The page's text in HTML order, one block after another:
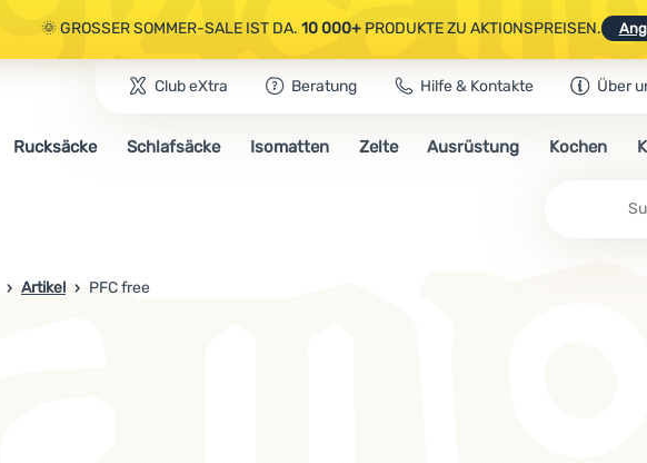
🌞 GROSSER SOMMER-SALE IST DA. 10 000+PRODUKTE ZU AKTIONSPREISEN.
🤫 - 10 % AUF AUSGEWÄHLTE CAMPING- & WANDERAUSRÜSTUNG.CODE OUT10
🌞 GROSSER SOMMER-SALE IST DA.10 000+PRODUKTE ZU AKTIONSPREISEN.
Club eXtra Beratung Hilfe & Kontakte Über
Rucksäcke Schlafsäcke Isomatten Zelte Ausrüstung Kochen
4campingshop.de
Artikel PFC free